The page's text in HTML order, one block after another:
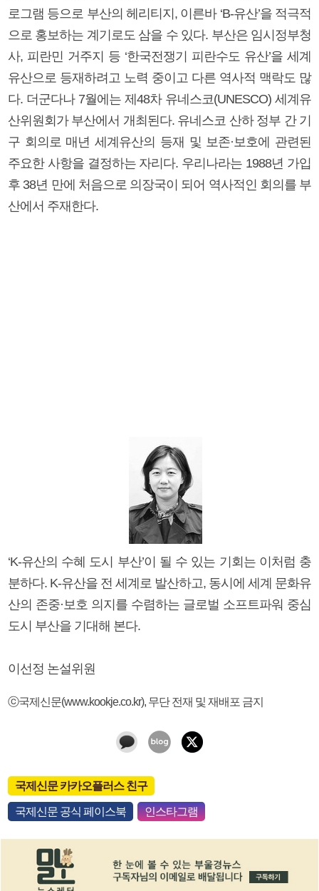
로그램 등으로 부산의 헤리티지, 이른바 ‘B-유산’을 적극적
으로 홍보하는 계기로도 삼을 수 있다. 부산은 임시정부청
사, 피란민 거주지 등 ‘한국전쟁기 피란수도 유산’을 세계
유산으로 등재하려고 노력 중이고 다른 역사적 맥락도 많
다. 더군다나 7월에는 제48차 유네스코(UNESCO) 세계유
산위원회가 부산에서 개최된다. 유네스코 산하 정부 간 기
구 회의로 매년 세계유산의 등재 및 보존·보호에 관련된
주요한 사항을 결정하는 자리다. 우리나라는 1988년 가입
후 38년 만에 처음으로 의장국이 되어 역사적인 회의를 부
산에서 주재한다.
‘K-유산의 수혜 도시 부산’이 될 수 있는 기회는 이처럼 충
분하다. K-유산을 전 세계로 발산하고, 동시에 세계 문화유
산의 존중·보호 의지를 수렴하는 글로벌 소프트파워 중심
도시 부산을 기대해 본다.
이선정 논설위원
ⓒ국제신문(www.kookje.co.kr), 무단 전재 및 재배포 금지
국제신문 카카오플러스 친구
국제신문 공식 페이스북 인스타그램